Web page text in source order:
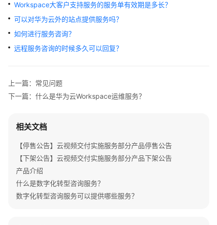
产
品
介
与
规
上
与
实
施
运
Workspace大客户支持服务的服务单有效期是多长？
可以对华为云外的站点提供服务吗？
如何进行服务咨询？
远程服务咨询的时候多久可以回复？
上一篇：常见问题
下一篇：什么是华为云Workspace运维服务？
相关文档
【停售公告】云视频交付实施服务部分产品停售公告
【下架公告】云视频交付实施服务部分产品下架公告
产品介绍
什么是数字化转型咨询服务？
数字化转型咨询服务可以提供哪些服务？